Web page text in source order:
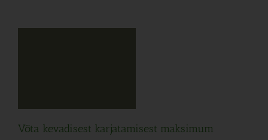
Võta kevadisest karjatamisest maksimum